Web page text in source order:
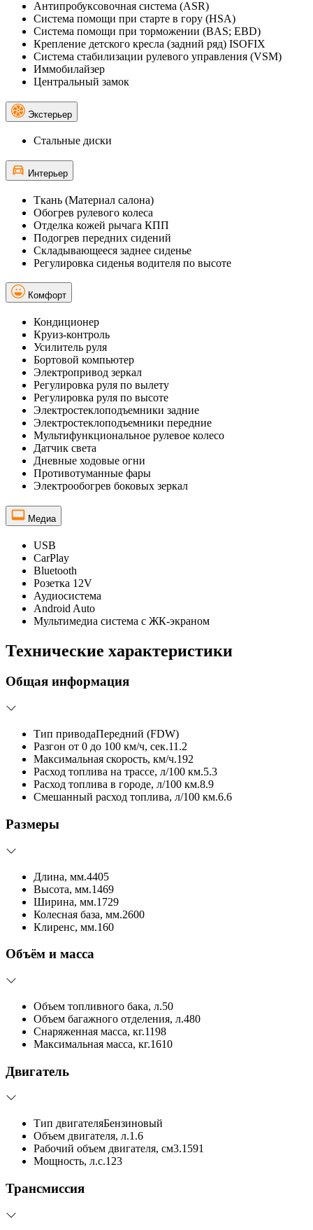
Антипробуксовочная система (ASR)
Система помощи при старте в гору (HSA)
Система помощи при торможении (BAS; EBD)
Крепление детского кресла (задний ряд) ISOFIX
Система стабилизации рулевого управления (VSM)
Иммобилайзер
Центральный замок
Экстерьер
Стальные диски
Интерьер
Ткань (Материал салона)
Обогрев рулевого колеса
Отделка кожей рычага КПП
Подогрев передних сидений
Складывающееся заднее сиденье
Регулировка сиденья водителя по высоте
Комфорт
Кондиционер
Круиз-контроль
Усилитель руля
Бортовой компьютер
Электропривод зеркал
Регулировка руля по вылету
Регулировка руля по высоте
Электростеклоподъемники задние
Электростеклоподъемники передние
Мультифункциональное рулевое колесо
Датчик света
Дневные ходовые огни
Противотуманные фары
Электрообогрев боковых зеркал
Медиа
USB
CarPlay
Bluetooth
Розетка 12V
Аудиосистема
Android Auto
Мультимедиа система с ЖК-экраном
Технические характеристики
Общая информация
Тип приводаПередний (FDW)
Разгон от 0 до 100 км/ч, сек.11.2
Максимальная скорость, км/ч.192
Расход топлива на трассе, л/100 км.5.3
Расход топлива в городе, л/100 км.8.9
Смешанный расход топлива, л/100 км.6.6
Размеры
Длина, мм.4405
Высота, мм.1469
Ширина, мм.1729
Колесная база, мм.2600
Клиренс, мм.160
Объём и масса
Объем топливного бака, л.50
Объем багажного отделения, л.480
Снаряженная масса, кг.1198
Максимальная масса, кг.1610
Двигатель
Тип двигателяБензиновый
Объем двигателя, л.1.6
Рабочий объем двигателя, см3.1591
Мощность, л.с.123
Трансмиссия